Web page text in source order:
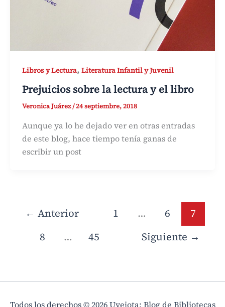
Libros y Lectura, Literatura Infantil y Juvenil
Prejuicios sobre la lectura y el libro
Veronica Juárez/24 septiembre, 2018
Aunque ya lo he dejado ver en otras entradas
de este blog, hace tiempo tenía ganas de
escribir un post
← Anterior 1 … 6
7
8
… 45 Siguiente →
Todos los derechos © 2026 Uvejota: Blog de Bibliotecas